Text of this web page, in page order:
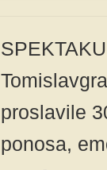
proslavile
ponosa,